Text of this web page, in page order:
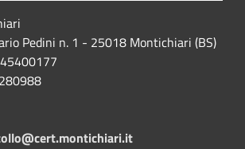
Pedini n. 1 - 25018 Montichiari (BS)